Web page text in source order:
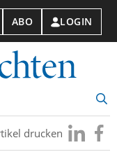
ABO LOGIN
drucken Besuchen
Sie
Sie